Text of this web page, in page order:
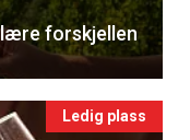
Du
å få
forskjellen
Ledig plass